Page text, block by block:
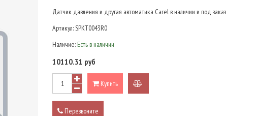
Датчик давления и другая автоматика Carel в наличии и под заказ
Артикул:SPKT0043R0
Наличие: Есть в наличии
10110.31 руб
Купить
Перезвоните